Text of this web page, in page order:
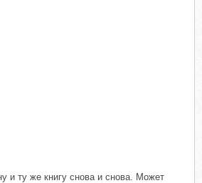
и ту же книгу снова и снова. Может